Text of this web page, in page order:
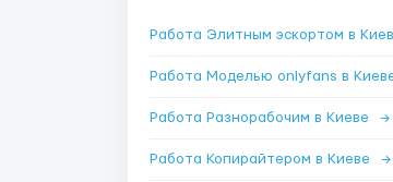
Работа Элитным эскортом в
Работа Моделью onlyfans в
Работа Разнорабочим в Киеве →
Работа Копирайтером в Киеве →